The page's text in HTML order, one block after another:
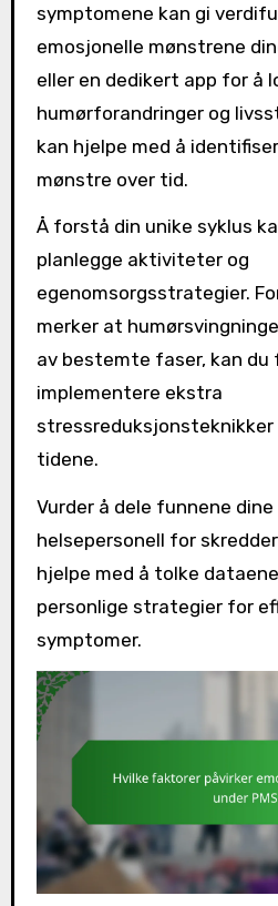
symptomene kan gi
emosjonelle mønstrene
eller en dedikert app for å
humørforandringer og
kan hjelpe med å
mønstre over tid.
Å forstå din unike syklus
planlegge aktiviteter og
egenomsorgsstrategier.
merker at
av bestemte faser, kan du
implementere ekstra
stressreduksjonsteknikker
tidene.
Vurder å dele funnene dine
helsepersonell for
hjelpe med å tolke
personlige strategier for
symptomer.